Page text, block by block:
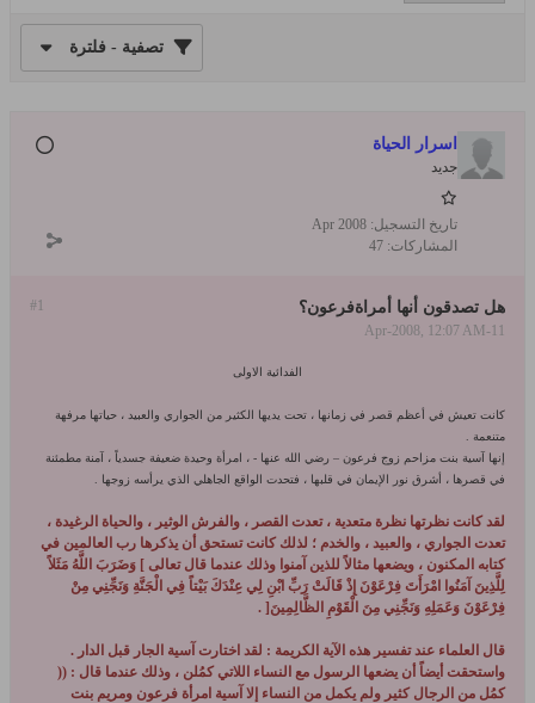
تصفية - فلترة
اسرار الحياة
جديد
تاريخ التسجيل: Apr 2008
المشاركات: 47
#1 هل تصدقون أنها أمراةفرعون؟
11-Apr-2008, 12:07 AM
الفدائية الاولى
كانت تعيش في أعظم قصر في زمانها ، تحت يديها الكثير من الجواري والعبيد ، حياتها مرفهة
متنعمة .
إنها آسية بنت مزاحم زوج فرعون – رضي الله عنها - ، امرأة وحيدة ضعيفة جسدياً ، آمنة مطمئنة
في قصرها ، أشرق نور الإيمان في قلبها ، فتحدت الواقع الجاهلي الذي يرأسه زوجها .
لقد كانت نظرتها نظرة متعدية ، تعدت القصر ، والفرش الوثير ، والحياة الرغيدة ،
تعدت الجواري ، والعبيد ، والخدم ؛ لذلك كانت تستحق أن يذكرها رب العالمين في
كتابه المكنون ، ويضعها مثالاً للذين آمنوا وذلك عندما قال تعالى ] وَضَرَبَ اللَّهُ مَثَلاً
لِلَّذِينَ آمَنُوا امْرَأَتَ فِرْعَوْنَ إِذْ قَالَتْ رَبِّ ابْنِ لِي عِنْدَكَ بَيْتاً فِي الْجَنَّةِ وَنَجِّنِي مِنْ
فِرْعَوْنَ وَعَمَلِهِ وَنَجِّنِي مِنَ الْقَوْمِ الظَّالِمِينَ [
.
قال العلماء عند تفسير هذه الآية الكريمة : لقد اختارت آسية الجار قبل الدار .
واستحقت أيضاً أن يضعها الرسول مع النساء اللاتي كمُلن ، وذلك عندما قال : ((
كمُل من الرجال كثير ولم يكمل من النساء إلا آسية امرأة فرعون ومريم بنت